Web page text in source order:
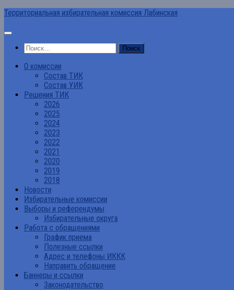
Перейти
содержимому
Территориальная избирательная комиссия Лабинская
Найти:
О комиссии
Состав ТИК
Состав УИК
Решения ТИК
2026
2025
2024
2023
2022
2021
2020
2019
2018
Новости
Избирательные комиссии
Выборы и референдумы
Избирательные округа
Работа с обращениями
График приема
Полезные ссылки
Адрес и телефоны ИККК
Направить обращение
Баннеры и ссылки
Законодательство